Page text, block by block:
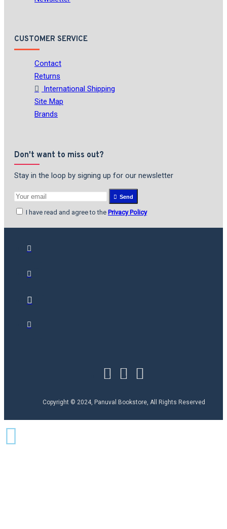
CUSTOMER SERVICE
Contact
Returns
International Shipping
Site Map
Brands
Don't want to miss out?
Stay in the loop by signing up for our newsletter
Send
I have read and agree to the Privacy Policy
Copyright © 2024, Panuval Bookstore, All Rights Reserved